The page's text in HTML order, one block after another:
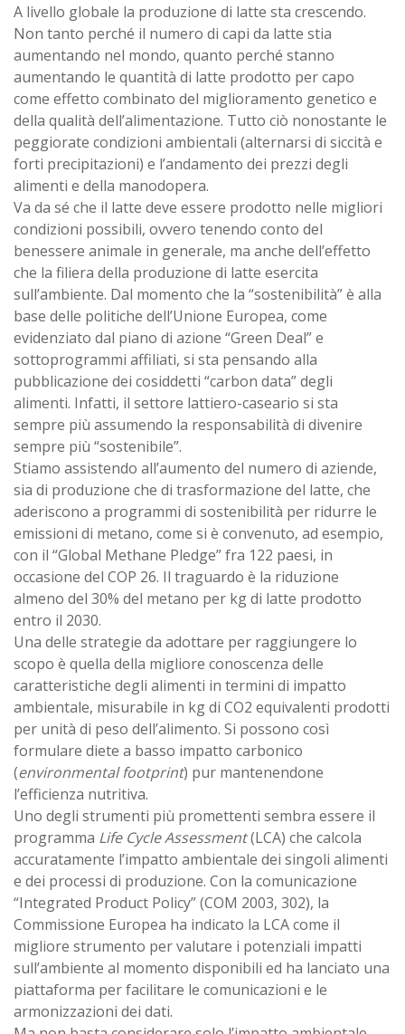
A livello globale la produzione di latte sta crescendo.
Non tanto perché il numero di capi da latte stia
aumentando nel mondo, quanto perché stanno
aumentando le quantità di latte prodotto per capo
come effetto combinato del miglioramento genetico e
della qualità dell’alimentazione. Tutto ciò nonostante le
peggiorate condizioni ambientali (alternarsi di siccità e
forti precipitazioni) e l’andamento dei prezzi degli
alimenti e della manodopera.
Va da sé che il latte deve essere prodotto nelle migliori
condizioni possibili, ovvero tenendo conto del
benessere animale in generale, ma anche dell’effetto
che la filiera della produzione di latte esercita
sull’ambiente. Dal momento che la “sostenibilità” è alla
base delle politiche dell’Unione Europea, come
evidenziato dal piano di azione “Green Deal” e
sottoprogrammi affiliati, si sta pensando alla
pubblicazione dei cosiddetti “carbon data” degli
alimenti. Infatti, il settore lattiero-caseario si sta
sempre più assumendo la responsabilità di divenire
sempre più “sostenibile”.
Stiamo assistendo all’aumento del numero di aziende,
sia di produzione che di trasformazione del latte, che
aderiscono a programmi di sostenibilità per ridurre le
emissioni di metano, come si è convenuto, ad esempio,
con il “Global Methane Pledge” fra 122 paesi, in
occasione del COP 26. Il traguardo è la riduzione
almeno del 30% del metano per kg di latte prodotto
entro il 2030.
Una delle strategie da adottare per raggiungere lo
scopo è quella della migliore conoscenza delle
caratteristiche degli alimenti in termini di impatto
ambientale, misurabile in kg di CO2 equivalenti prodotti
per unità di peso dell’alimento. Si possono così
formulare diete a basso impatto carbonico
(environmental footprint) pur mantenendone
l’efficienza nutritiva.
Uno degli strumenti più promettenti sembra essere il
programma Life Cycle Assessment(LCA) che calcola
accuratamente l’impatto ambientale dei singoli alimenti
e dei processi di produzione. Con la comunicazione
“Integrated Product Policy” (COM 2003, 302), la
Commissione Europea ha indicato la LCA come il
migliore strumento per valutare i potenziali impatti
sull’ambiente al momento disponibili ed ha lanciato una
piattaforma per facilitare le comunicazioni e le
armonizzazioni dei dati.